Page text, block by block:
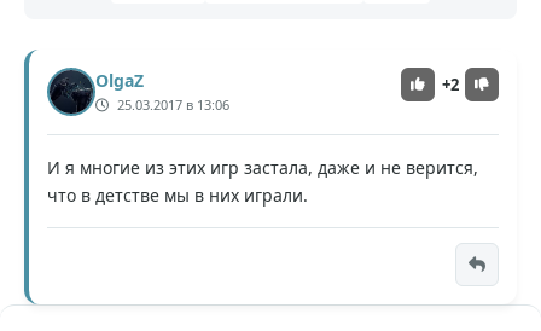
OlgaZ
25.03.2017 в 13:06
+2
И я многие из этих игр застала, даже и не верится,
что в детстве мы в них играли.